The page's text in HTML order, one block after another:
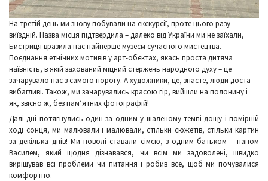
На третій день ми знову побували на екскурсії, проте цього разу
виїздній. Назва місця підтвердила – далеко від України ми не заїхали,
Бистриця вразила нас найперше музеєм сучасного мистецтва.
Поєднання етнічних мотивів у арт-обєктах, якась проста дитяча
наївність, в якій захований міцний стержень народного духу – це
зачарувало нас з самого порогу. А художники, це, знаєте, люди доста
вибагливі. Також, ми зачарувались красою гір, вийшли на полонину і
як, звісно ж, без пам’ятних фотографій!
Далі дні потягнулись один за одним у шаленому темпі дощу і помірній
ході сонця, ми малювали і малювали, стільки сюжетів, стільки картин
за декілька днів! Ми поволі ставали сімєю, з одним батьком – паном
Василем, який щодня дізнавався, чи всім ми задоволені, швидко
вирішував всі проблеми чи питання і робив все, щоб ми почувалися
комфортно.